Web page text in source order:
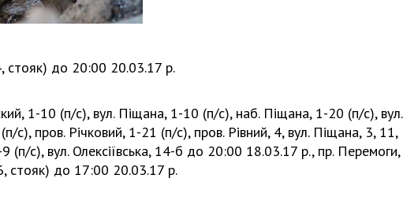
стояк) до 20:00 20.03.17 р.
1-10 (п/с), вул. Піщана, 1-10 (п/с), наб. Піщана, 1-20 (п/с), вул.
(п/с), пров. Річковий, 1-21 (п/с), пров. Рівний, 4, вул. Піщана, 3, 11,
9 (п/с), вул. Олексіївська, 14-б до 20:00 18.03.17 р., пр. Перемоги,
стояк) до 17:00 20.03.17 р.